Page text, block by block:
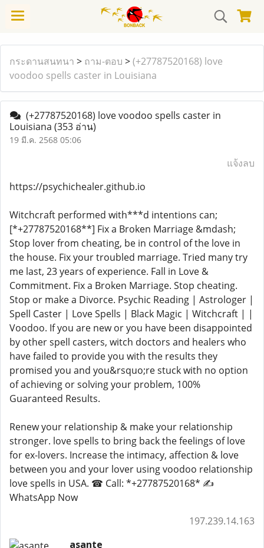
กระดานสนทนา > ถาม-ตอบ >(+27787520168) love
voodoo spells caster in Louisiana
(+27787520168) love voodoo spells caster in
Louisiana (353 อ่าน)
19 มี.ค. 2568 05:06
แจ้งลบ
https://psychichealer.github.io
Witchcraft performed with***d intentions can;
[*+27787520168**] Fix a Broken Marriage &mdash;
Stop lover from cheating, be in control of the love in
the house. Fix your troubled marriage. Tried many try
me last, 23 years of experience. Fall in Love &
Commitment. Fix a Broken Marriage. Stop cheating.
Stop or make a Divorce. Psychic Reading | Astrologer |
Spell Caster | Love Spells | Black Magic | Witchcraft | |
Voodoo. If you are new or you have been disappointed
by other spell casters, witch doctors and healers who
have failed to provide you with the results they
promised you and you&rsquo;re stuck with no option
of achieving or solving your problem, 100%
Guaranteed Results.
Renew your relationship & make your relationship
stronger. love spells to bring back the feelings of love
for ex-lovers. Increase the intimacy, affection & love
between you and your lover using voodoo relationship
love spells in USA. ☎ Call: *+27787520168* ✍
WhatsApp Now
197.239.14.163
asante